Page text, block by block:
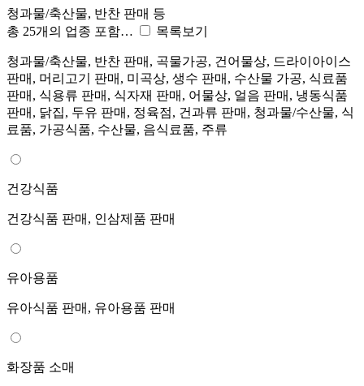
청과물/축산물, 반찬 판매 등
총 25개의 업종 포함…
목록보기
청과물/축산물, 반찬 판매, 곡물가공, 건어물상, 드라이아이스
판매, 머리고기 판매, 미곡상, 생수 판매, 수산물 가공, 식료품
판매, 식용류 판매, 식자재 판매, 어물상, 얼음 판매, 냉동식품
판매, 닭집, 두유 판매, 정육점, 건과류 판매, 청과물/수산물, 식
료품, 가공식품, 수산물, 음식료품, 주류
건강식품
건강식품 판매, 인삼제품 판매
유아용품
유아식품 판매, 유아용품 판매
화장품 소매